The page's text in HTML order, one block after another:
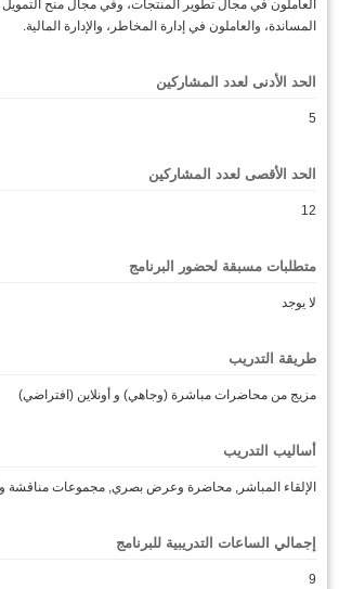
العاملون في مجال تطوير المنتجات، وفي مجال منح التمويل
المساندة، والعاملون في إدارة المخاطر، والإدارة المالية.
الحد الأدنى لعدد المشاركين
5
الحد الأقصى لعدد المشاركين
12
متطلبات مسبقة لحضور البرنامج
لا يوجد
طريقة التدريب
مزيج من محاضرات مباشرة (وجاهي) و أونلاين (افتراضي)
أساليب التدريب
الإلقاء المباشر, محاضرة وعرض بصري, مجموعات مناقشة
إجمالي الساعات التدريبية للبرنامج
9